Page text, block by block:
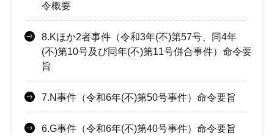
令概要
8.Kほか2者事件（令和3年(不)第57号、同4年
(不)第10号及び同年(不)第11号併合事件）命令要
旨
7.N事件（令和6年(不)第50号事件）命令要旨
6.G事件（令和6年(不)第40号事件）命令要旨